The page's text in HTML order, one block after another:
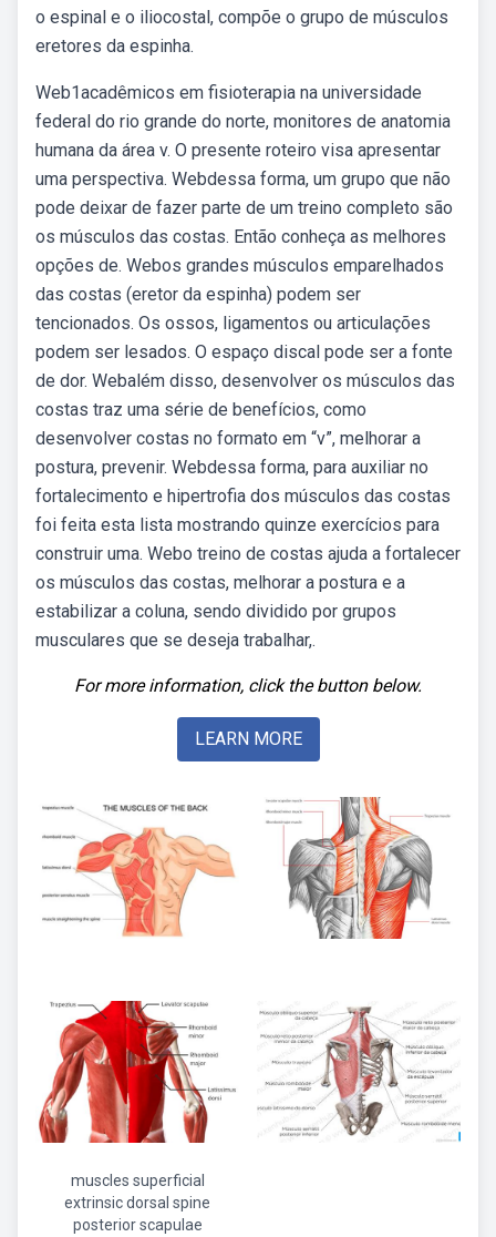
o espinal e o iliocostal, compõe o grupo de músculos
eretores da espinha.
Web1acadêmicos em fisioterapia na universidade
federal do rio grande do norte, monitores de anatomia
humana da área v. O presente roteiro visa apresentar
uma perspectiva. Webdessa forma, um grupo que não
pode deixar de fazer parte de um treino completo são
os músculos das costas. Então conheça as melhores
opções de. Webos grandes músculos emparelhados
das costas (eretor da espinha) podem ser
tencionados. Os ossos, ligamentos ou articulações
podem ser lesados. O espaço discal pode ser a fonte
de dor. Webalém disso, desenvolver os músculos das
costas traz uma série de benefícios, como
desenvolver costas no formato em “v”, melhorar a
postura, prevenir. Webdessa forma, para auxiliar no
fortalecimento e hipertrofia dos músculos das costas
foi feita esta lista mostrando quinze exercícios para
construir uma. Webo treino de costas ajuda a fortalecer
os músculos das costas, melhorar a postura e a
estabilizar a coluna, sendo dividido por grupos
musculares que se deseja trabalhar,.
For more information, click the button below.
LEARN MORE
muscles superficial
extrinsic dorsal spine
posterior scapulae